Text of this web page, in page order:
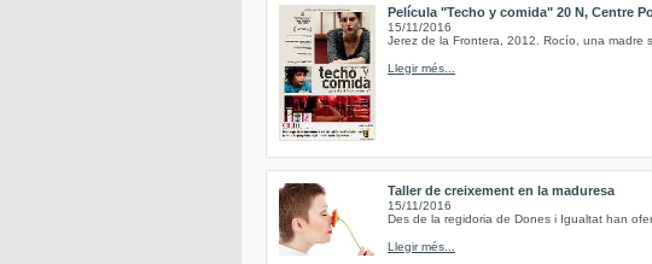
Película "Techo y comida" 20 N, Centre
15/11/2016
Jerez de la Frontera, 2012. Rocío, una madre
Llegir més...
Taller de creixement en la maduresa
15/11/2016
Des de la regidoria de Dones i Igualtat han
Llegir més...